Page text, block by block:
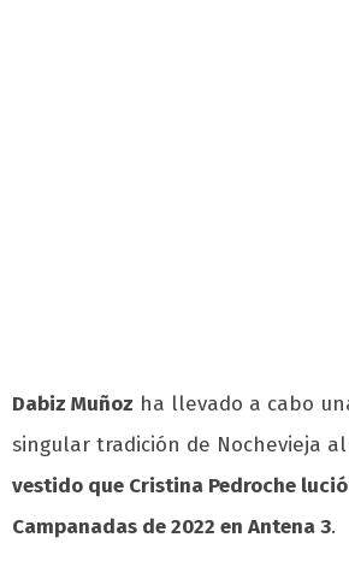
Dabiz Muñoz ha llevado a cabo
singular tradición de Nochevieja al
vestido que Cristina Pedroche
Campanadas de 2022 en Antena 3.